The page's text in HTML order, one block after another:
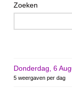
Zoeken
Donderdag, 6
5 weergaven per dag